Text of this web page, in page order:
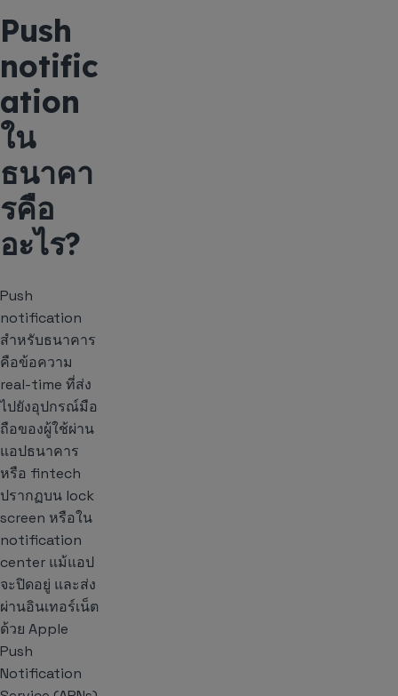
Push
notific
ation
ใน
ธนาคา
รคือ
อะไร?
Push
notification
สำหรับธนาคาร
คือข้อความ
real-time ที่ส่ง
ไปยังอุปกรณ์มือ
ถือของผู้ใช้ผ่าน
แอปธนาคาร
หรือ fintech
ปรากฏบน lock
screen หรือใน
notification
center แม้แอป
จะปิดอยู่ และส่ง
ผ่านอินเทอร์เน็ต
ด้วย Apple
Push
Notification